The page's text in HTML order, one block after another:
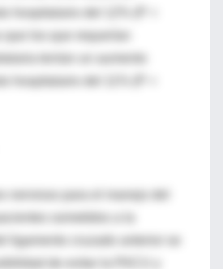
que los que requerían
nervioso para el manejo del
sometidos a la
ligamento cruzado anterior se